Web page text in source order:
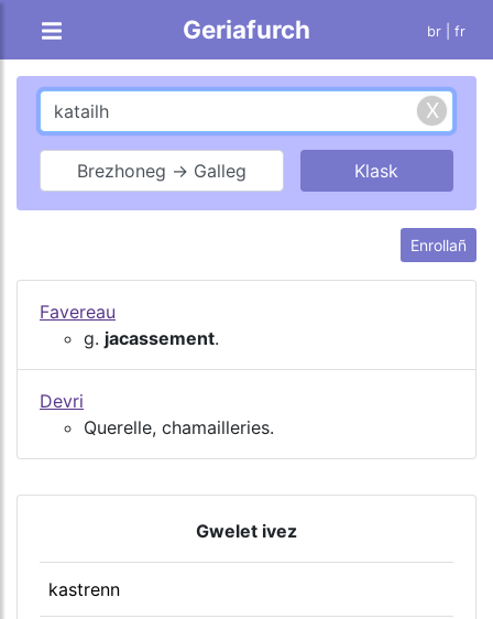
Geriafurch br | fr
Brezhoneg → Galleg
Enrollañ
Favereau
g. jacassement.
Devri
Querelle, chamailleries.
Gwelet ivez
kastrenn